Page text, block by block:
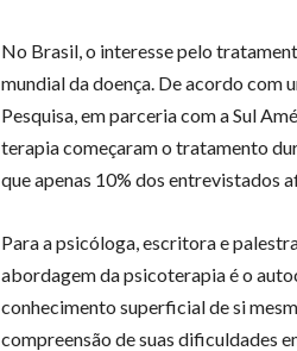
No Brasil, o interesse pelo
mundial da doença. De acordo com
Pesquisa, em parceria com a Sul
terapia começaram o tratamento
que apenas 10% dos entrevistados
Para a psicóloga, escritora e
abordagem da psicoterapia é o
conhecimento superficial de si
compreensão de suas dificuldades